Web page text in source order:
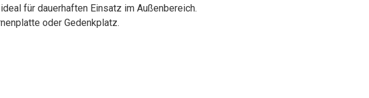
für dauerhaften Einsatz im Außenbereich.
oder Gedenkplatz.